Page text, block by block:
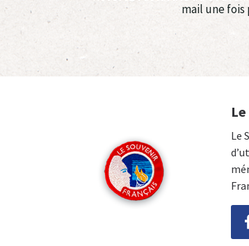
mail une fois
Le